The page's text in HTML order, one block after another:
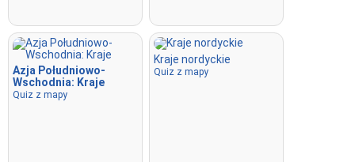
Azja Południowo-
Wschodnia: Kraje
Quiz z mapy
Kraje nordyckie
Quiz z mapy